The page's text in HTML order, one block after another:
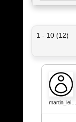
1 - 10 (12)
martin_lei…